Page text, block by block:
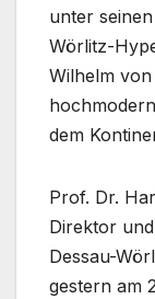
unter
Wörlitz-
Wilhelm
dem
Prof. Dr.
Direktor
Dessau-
gestern am